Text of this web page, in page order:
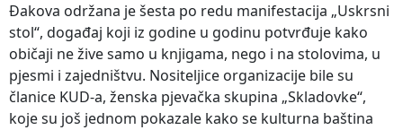
Đakova održana je šesta po redu manifestacija „Uskrsni
stol“, događaj koji iz godine u godinu potvrđuje kako
običaji ne žive samo u knjigama, nego i na stolovima, u
pjesmi i zajedništvu. Nositeljice organizacije bile su
članice KUD-a, ženska pjevačka skupina „Skladovke“,
koje su još jednom pokazale kako se kulturna baština